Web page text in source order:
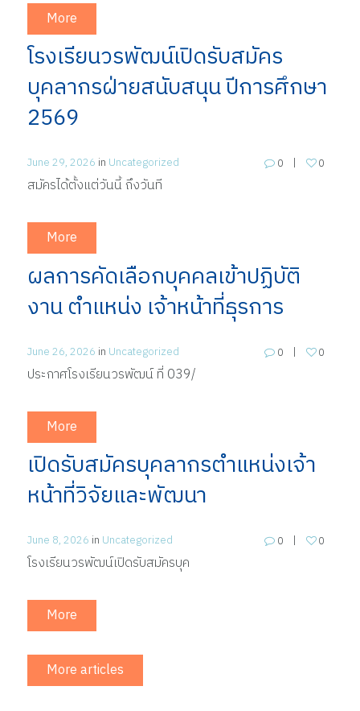
More
โรงเรียนวรพัฒน์เปิดรับสมัคร
บุคลากรฝ่ายสนับสนุน ปีการศึกษา
2569
June 29, 2026 in Uncategorized 0 0
สมัครได้ตั้งแต่วันนี้ ถึงวันที
More
ผลการคัดเลือกบุคคลเข้าปฏิบัติ
งาน ตำแหน่ง เจ้าหน้าที่ธุรการ
June 26, 2026 in Uncategorized 0 0
ประกาศโรงเรียนวรพัฒน์ ที่ 039/
More
เปิดรับสมัครบุคลากรตำแหน่งเจ้า
หน้าที่วิจัยและพัฒนา
June 8, 2026 in Uncategorized 0 0
โรงเรียนวรพัฒน์เปิดรับสมัครบุค
More
More articles